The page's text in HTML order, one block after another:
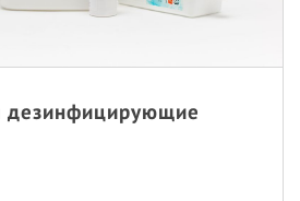
дезинфицирующие